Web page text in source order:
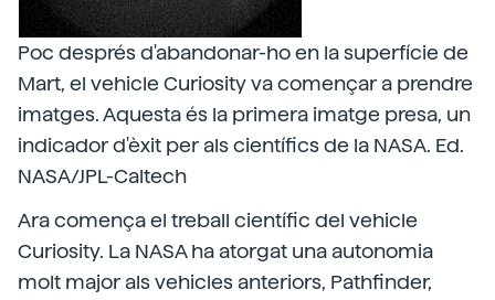
Poc després d'abandonar-ho en la superfície de
Mart, el vehicle Curiosity va començar a prendre
imatges. Aquesta és la primera imatge presa, un
indicador d'èxit per als científics de la NASA. Ed.
NASA/JPL-Caltech
Ara comença el treball científic del vehicle
Curiosity. La NASA ha atorgat una autonomia
molt major als vehicles anteriors, Pathfinder,